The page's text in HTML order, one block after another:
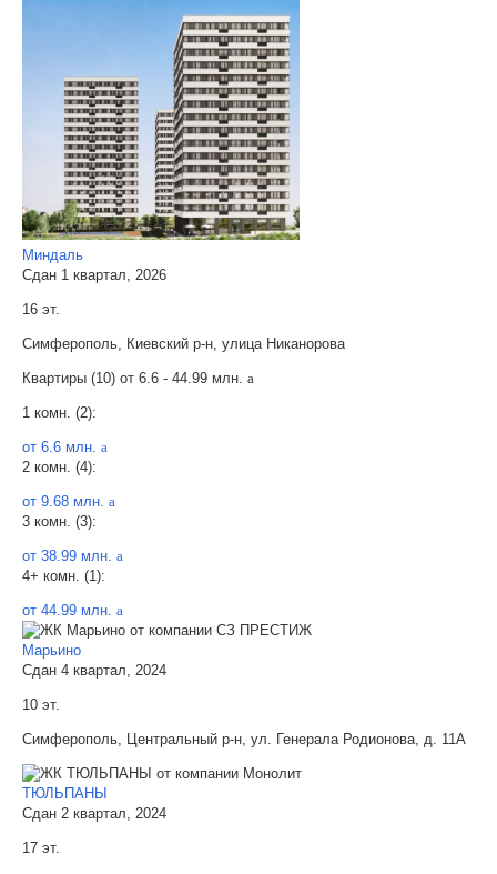
Миндаль
Сдан 1 квартал, 2026
16 эт.
Симферополь, Киевский р-н, улица Никанорова
Квартиры (10) от 6.6 - 44.99 млн. a
1 комн. (2):
от 6.6 млн. a
2 комн. (4):
от 9.68 млн. a
3 комн. (3):
от 38.99 млн. a
4+ комн. (1):
от 44.99 млн. a
Марьино
Сдан 4 квартал, 2024
10 эт.
Симферополь, Центральный р-н, ул. Генерала Родионова, д. 11А
ТЮЛЬПАНЫ
Сдан 2 квартал, 2024
17 эт.